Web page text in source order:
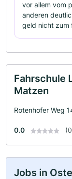
vor allem vom
anderen
geld nicht zum
Fahrschule
Matzen
Rotenhofer Weg
0.0
Jobs in